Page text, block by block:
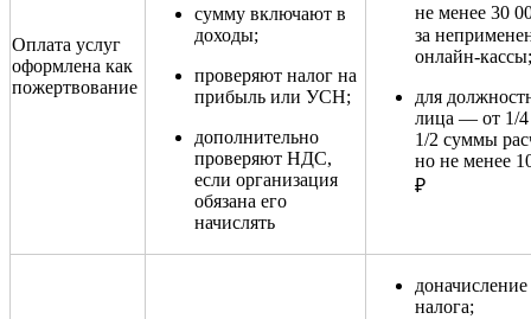
Оплата услуг
оформлена как
пожертвование
сумму включают в
доходы;
проверяют налог на
прибыль или УСН;
дополнительно
проверяют НДС,
если организация
обязана его
начислять
не менее 30
за
онлайн-кассы;
для
лица — от 1/4
1/2 суммы
но не менее
₽
доначисление
налога;